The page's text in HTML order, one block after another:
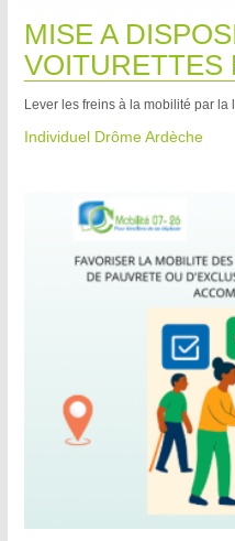
MISE A
VOITURETTES
Lever les freins à la mobilité par la
Individuel Drôme Ardèche